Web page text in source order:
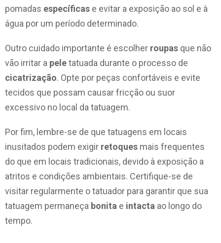
pomadas específicas e evitar a exposição ao sol e à
água por um período determinado.
Outro cuidado importante é escolher roupas que não
vão irritar a peletatuada durante o processo de
cicatrização. Opte por peças confortáveis e evite
tecidos que possam causar fricção ou suor
excessivo no local da tatuagem.
Por fim, lembre-se de que tatuagens em locais
inusitados podem exigir retoques mais frequentes
do que em locais tradicionais, devido à exposição a
atritos e condições ambientais. Certifique-se de
visitar regularmente o tatuador para garantir que sua
tatuagem permaneça bonita e intacta ao longo do
tempo.